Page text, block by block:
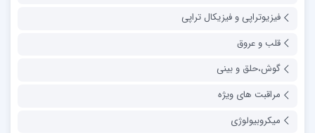
فیزیوتراپی و فیزیکال تراپی
قلب و عروق
گوش،حلق و بینی
مراقبت های ویژه
میکروبیولوژی